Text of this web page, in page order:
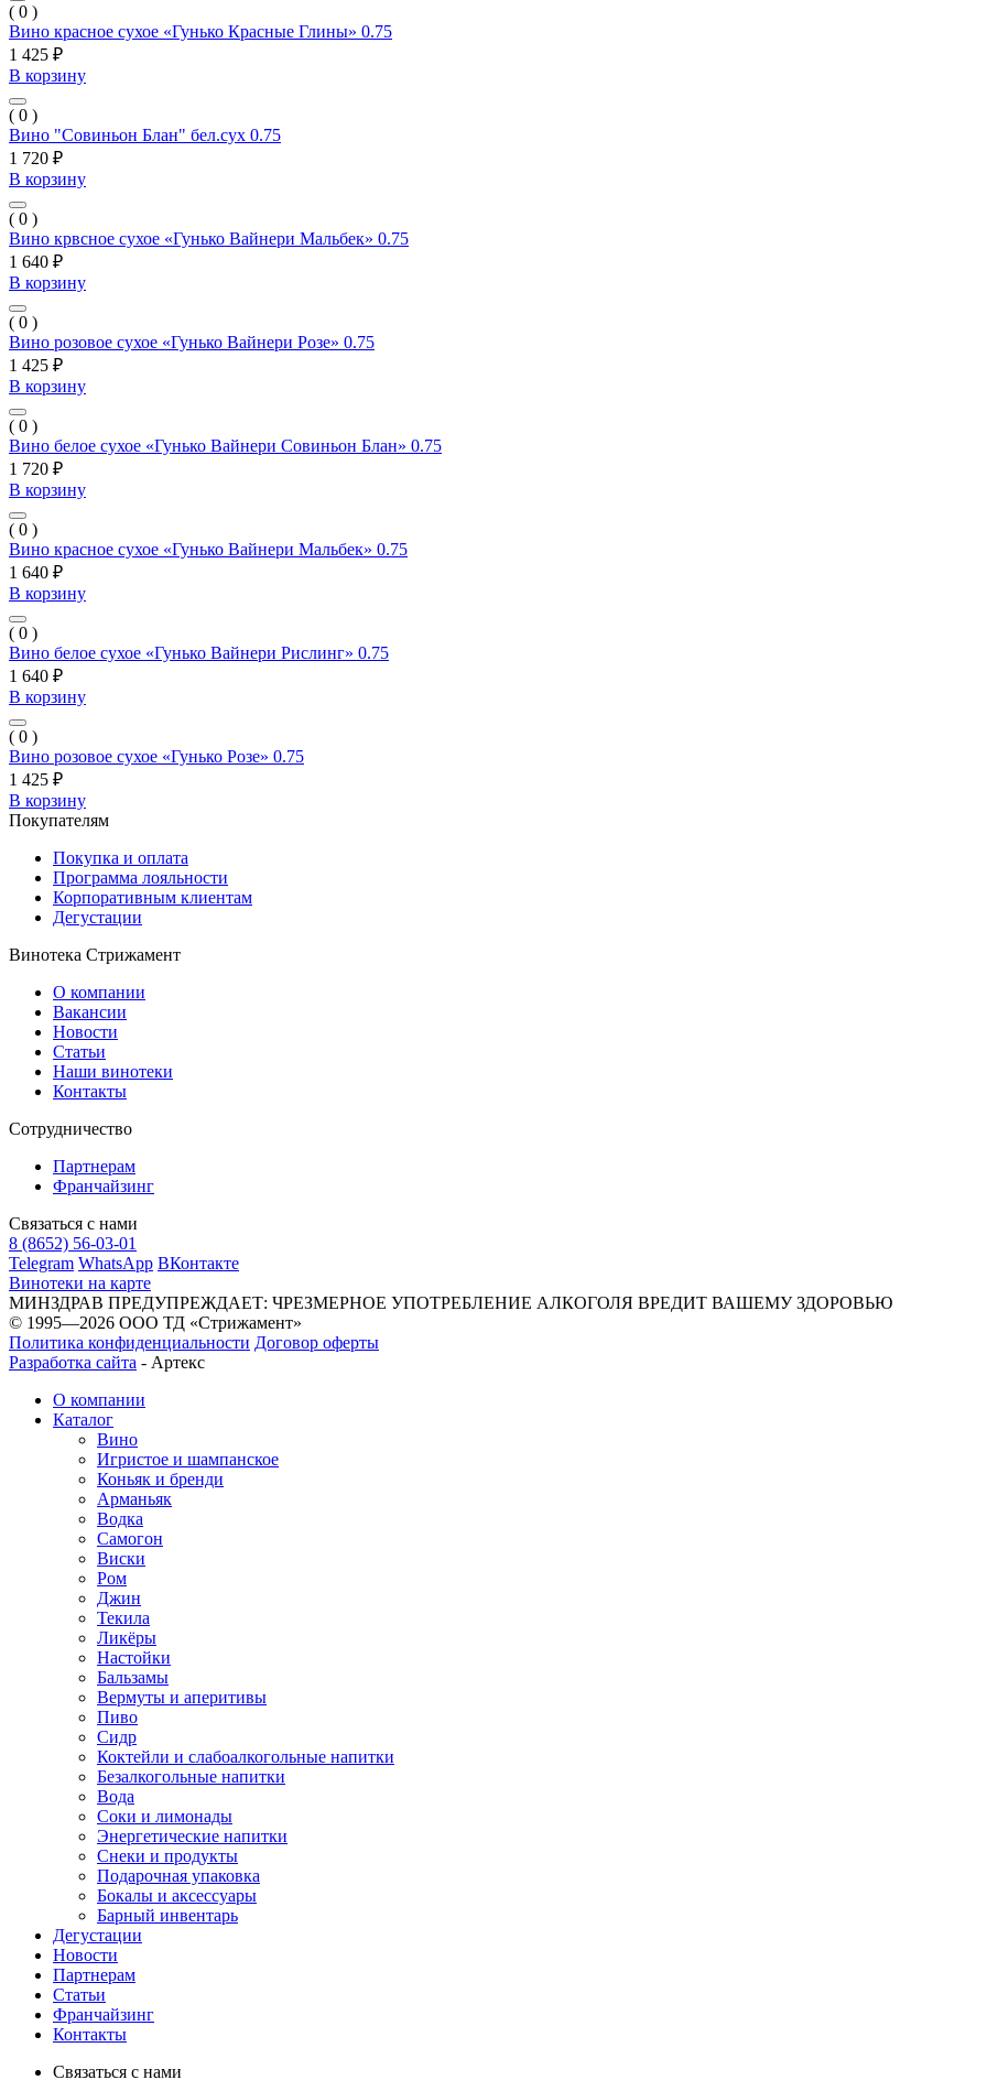
( 0 )
Вино красное сухое «Гунько Красные Глины» 0.75
1 425 ₽
В корзину
( 0 )
Вино "Совиньон Блан" бел.сух 0.75
1 720 ₽
В корзину
( 0 )
Вино крвсное сухое «Гунько Вайнери Мальбек» 0.75
1 640 ₽
В корзину
( 0 )
Вино розовое сухое «Гунько Вайнери Розе» 0.75
1 425 ₽
В корзину
( 0 )
Вино белое сухое «Гунько Вайнери Совиньон Блан» 0.75
1 720 ₽
В корзину
( 0 )
Вино красное сухое «Гунько Вайнери Мальбек» 0.75
1 640 ₽
В корзину
( 0 )
Вино белое сухое «Гунько Вайнери Рислинг» 0.75
1 640 ₽
В корзину
( 0 )
Вино розовое сухое «Гунько Розе» 0.75
1 425 ₽
В корзину
Покупателям
Покупка и оплата
Программа лояльности
Корпоративным клиентам
Дегустации
Винотека Стрижамент
О компании
Вакансии
Новости
Статьи
Наши винотеки
Контакты
Сотрудничество
Партнерам
Франчайзинг
Связаться с нами
8 (8652) 56-03-01
Telegram WhatsApp ВКонтакте
Винотеки на карте
МИНЗДРАВ ПРЕДУПРЕЖДАЕТ: ЧРЕЗМЕРНОЕ УПОТРЕБЛЕНИЕ АЛКОГОЛЯ ВРЕДИТ ВАШЕМУ ЗДОРОВЬЮ
© 1995—2026 ООО ТД «Стрижамент»
Политика конфиденциальности Договор оферты
Разработка сайта - Артекс
О компании
Каталог
Вино
Игристое и шампанское
Коньяк и бренди
Арманьяк
Водка
Самогон
Виски
Ром
Джин
Текила
Ликёры
Настойки
Бальзамы
Вермуты и аперитивы
Пиво
Сидр
Коктейли и слабоалкогольные напитки
Безалкогольные напитки
Вода
Соки и лимонады
Энергетические напитки
Снеки и продукты
Подарочная упаковка
Бокалы и аксессуары
Барный инвентарь
Дегустации
Новости
Партнерам
Статьи
Франчайзинг
Контакты
Связаться с нами